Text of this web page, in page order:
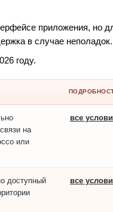
приложения, но
в случае неполадок.
году.
на
или
все
доступный
все